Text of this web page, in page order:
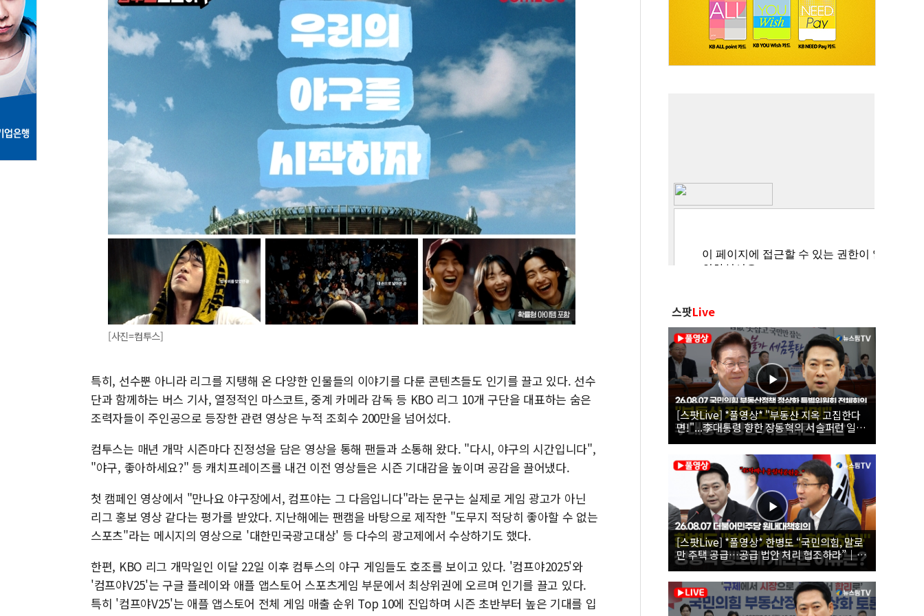
[사진=컴투스]
특히, 선수뿐 아니라 리그를 지탱해 온 다양한 인물들의 이야기를 다룬 콘텐츠들도 인기를 끌고 있다. 선수
단과 함께하는 버스 기사, 열정적인 마스코트, 중계 카메라 감독 등 KBO 리그 10개 구단을 대표하는 숨은
조력자들이 주인공으로 등장한 관련 영상은 누적 조회수 200만을 넘어섰다.
컴투스는 매년 개막 시즌마다 진정성을 담은 영상을 통해 팬들과 소통해 왔다. "다시, 야구의 시간입니다",
"야구, 좋아하세요?" 등 캐치프레이즈를 내건 이전 영상들은 시즌 기대감을 높이며 공감을 끌어냈다.
첫 캠페인 영상에서 "만나요 야구장에서, 컴프야는 그 다음입니다"라는 문구는 실제로 게임 광고가 아닌
리그 홍보 영상 같다는 평가를 받았다. 지난해에는 팬캠을 바탕으로 제작한 "도무지 적당히 좋아할 수 없는
스포츠"라는 메시지의 영상으로 '대한민국광고대상' 등 다수의 광고제에서 수상하기도 했다.
한편, KBO 리그 개막일인 이달 22일 이후 컴투스의 야구 게임들도 호조를 보이고 있다. '컴프야2025'와
'컴프야V25'는 구글 플레이와 애플 앱스토어 스포츠게임 부문에서 최상위권에 오르며 인기를 끌고 있다.
특히 '컴프야V25'는 애플 앱스토어 전체 게임 매출 순위 Top 10에 진입하며 시즌 초반부터 높은 기대를 입
스팟Live
[스팟Live] *풀영상* "부동산 지옥 고집한다
면!"...李대통령 향한 장동혁의 서슬퍼런 일갈
| 26.08.07 국민의힘 부동산정책 정상화 특별
위원회 전체회의
[스팟Live] *풀영상* 한병도 “국민의힘, 말로
만 주택 공급…공급 법안 처리 협조하라”｜
26.08.07 더불어민주당 원내대책회의